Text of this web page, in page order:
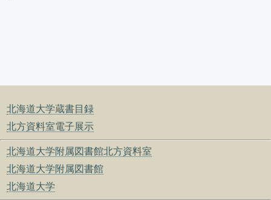
北海道大学蔵書目録
北方資料室電子展示
北海道大学附属図書館北方資料室
北海道大学附属図書館
北海道大学